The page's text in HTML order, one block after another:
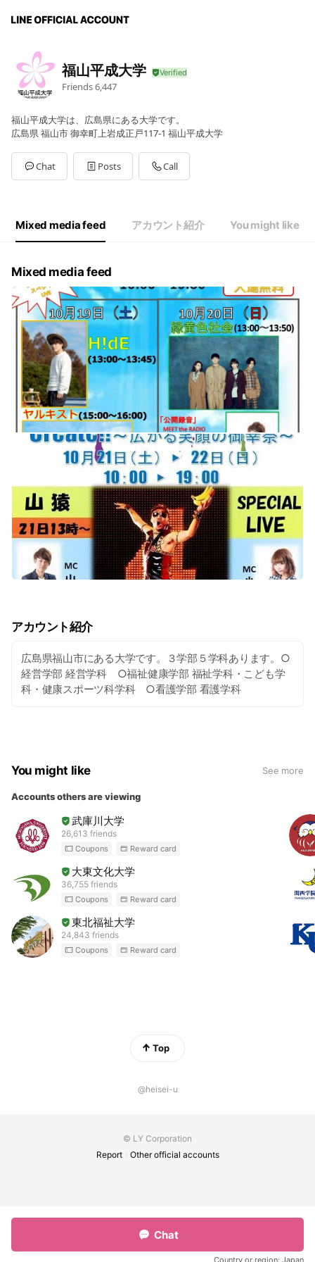
福山平成大学
Friends6,447
福山平成大学は、広島県にある大学です。
広島県 福山市 御幸町上岩成正戸117-1 福山平成大学
Chat Posts Call
Mixed media feed アカウント紹介 You might like
Mixed media feed
アカウント紹介
広島県福山市にある大学です。３学部５学科あります。○
経営学部 経営学科 ○福祉健康学部 福祉学科・こども学
科・健康スポーツ科学科 ○看護学部 看護学科
You might like See more
Accounts others are viewing
武庫川大学
26,613 friends
Coupons Reward card
大東文化大学
36,755 friends
Coupons Reward card
東北福祉大学
24,843 friends
Coupons Reward card
Top
@heisei-u
© LY Corporation
Report
Other official accounts
Chat
Country or region: Japan